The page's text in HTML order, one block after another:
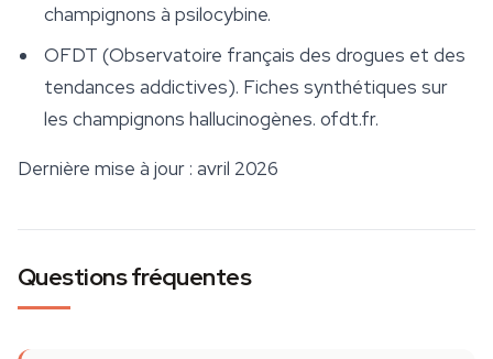
champignons à psilocybine.
OFDT (Observatoire français des drogues et des
tendances addictives). Fiches synthétiques sur
les champignons hallucinogènes. ofdt.fr.
Dernière mise à jour : avril 2026
Questions fréquentes